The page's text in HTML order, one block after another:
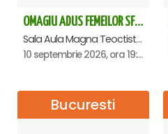
OMAGIU ADUS FEMEILOR SFINTE - Ana Nuță
Sala Aula Magna Teoctist Patriarhul, Palatul Patriarhiei, Bucuresti
10 septembrie 2026, ora 19:00
Bucuresti